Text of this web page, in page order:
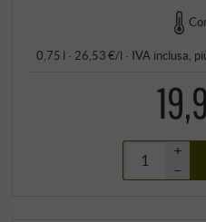
0,75 l · 26,53 €/l · IVA inclusa ,
+
–